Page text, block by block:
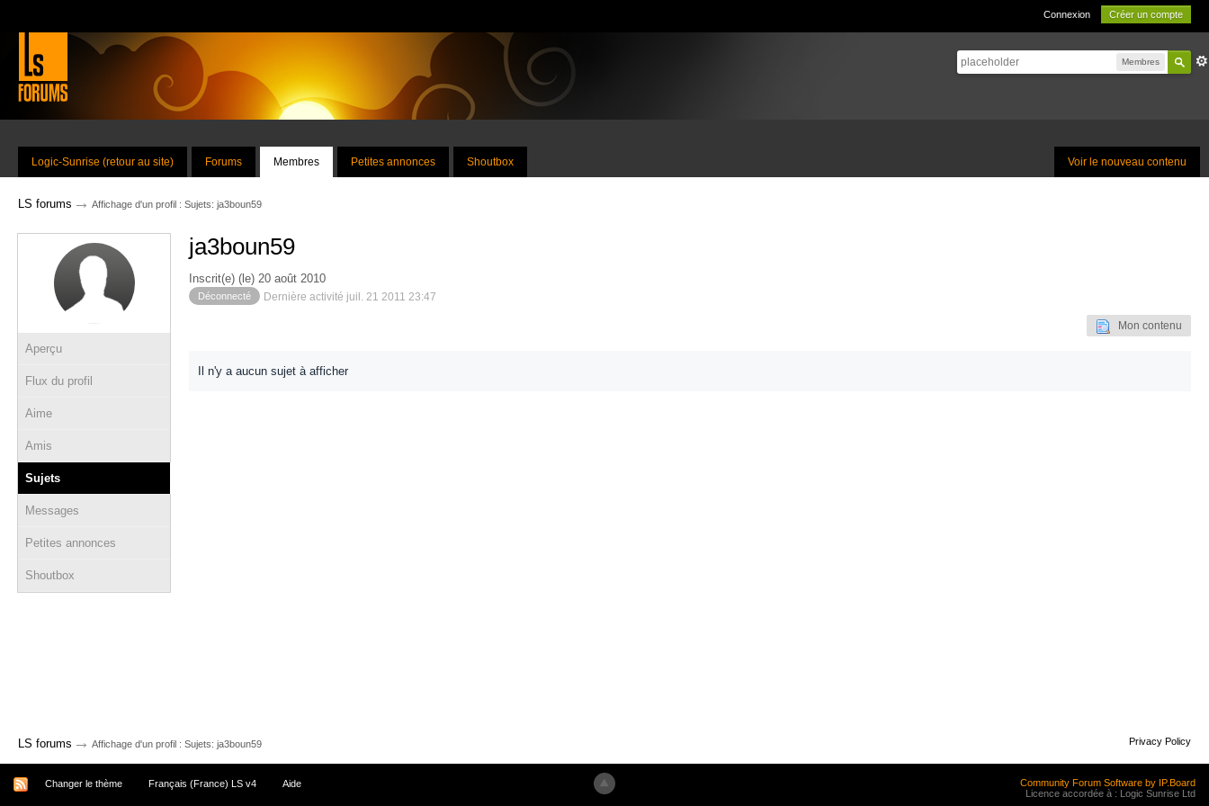
Connexion Créer un compte
Membres
Voir le nouveau contenu
Logic-Sunrise (retour au site) Forums Membres Petites annonces Shoutbox
LS forums → Affichage d'un profil : Sujets: ja3boun59
Aperçu
Flux du profil
Aime
Amis
Sujets
Messages
Petites annonces
Shoutbox
ja3boun59
Inscrit(e) (le) 20 août 2010
Déconnecté Dernière activité juil. 21 2011 23:47
Mon contenu
Il n'y a aucun sujet à afficher
LS forums → Affichage d'un profil : Sujets: ja3boun59 Privacy Policy
Changer le thème Français (France) LS v4 Aide
Community Forum Software by IP.Board
Licence accordée à : Logic Sunrise Ltd